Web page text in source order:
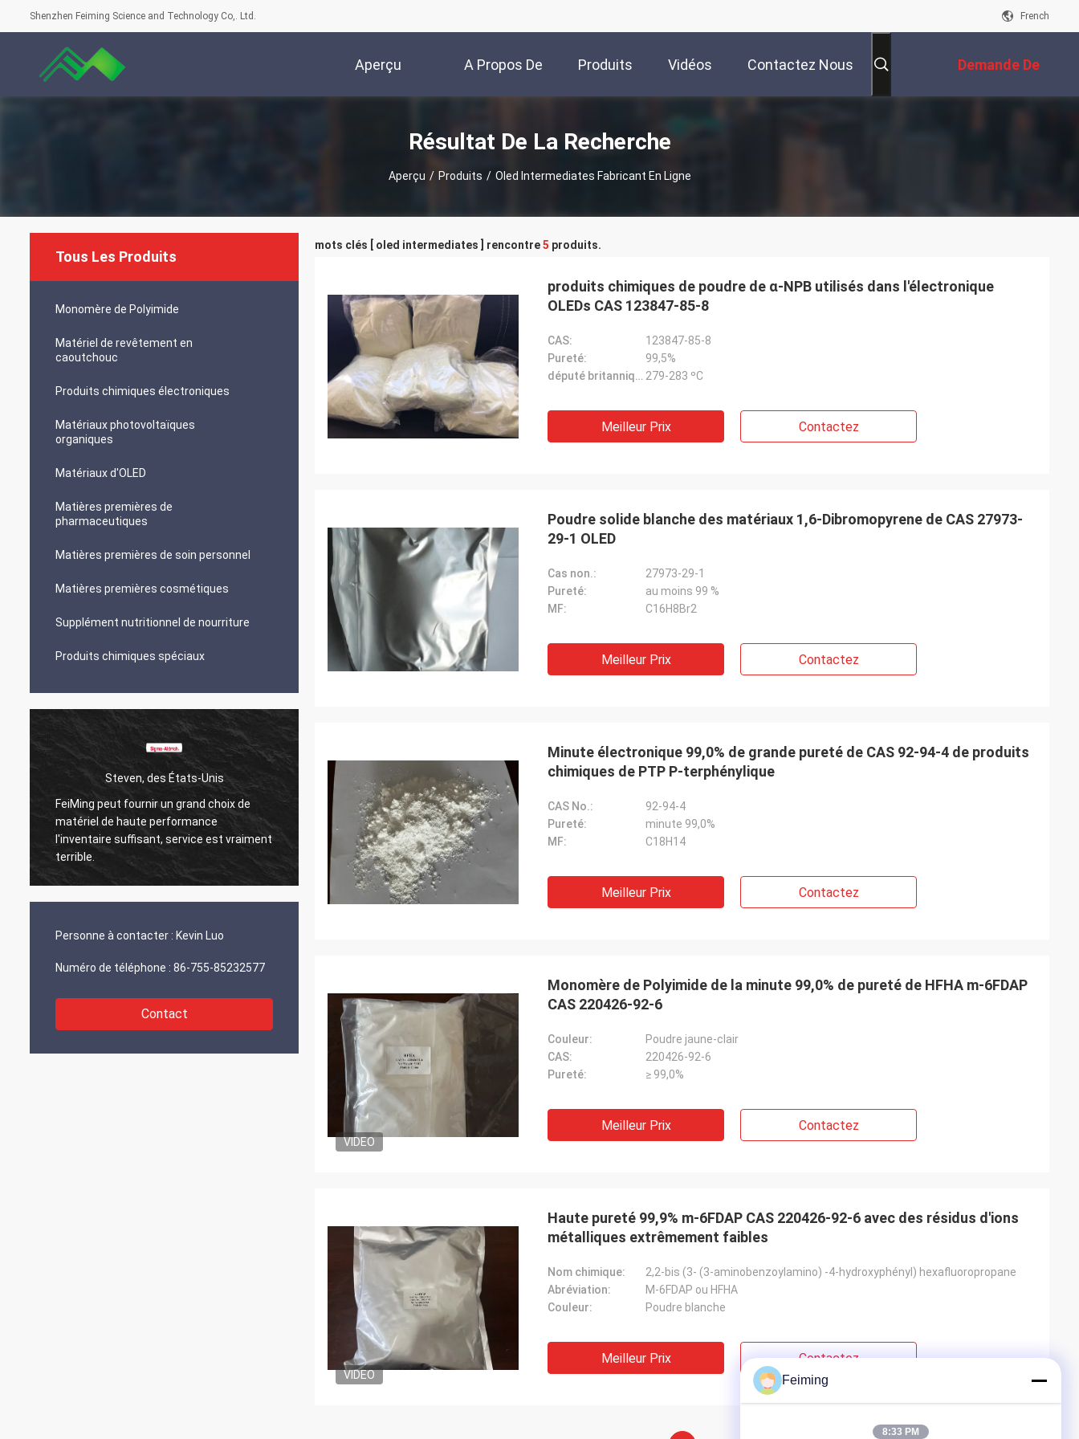
Shenzhen Feiming Science and Technology Co,. Ltd. French
Aperçu A Propos De
Nous
Produits Vidéos Contactez Nous Demande De
Soumission
Résultat De La Recherche
Aperçu / Produits / Oled Intermediates Fabricant En Ligne
Tous Les Produits
Monomère de Polyimide
Matériel de revêtement en
caoutchouc
Produits chimiques électroniques
Matériaux photovoltaïques
organiques
Matériaux d'OLED
Matières premières de
pharmaceutiques
Matières premières de soin personnel
Matières premières cosmétiques
Supplément nutritionnel de nourriture
Produits chimiques spéciaux
Steven, des États-Unis
FeiMing peut fournir un grand choix de
matériel de haute performance
l'inventaire suffisant, service est vraiment
terrible.
Kurt en Suisse
Tout va bien et les gens y travaillent.
Quand j'aurai des nouvelles, je les
partagerai directement avec vous.
Lara Schenk de Belgique
Il est étonnant que service de Feiming
pour dépasser notre attente, vraiment
professionnelle sur consulter, adaptant
après-vente.
Personne à contacter : Kevin Luo
Numéro de téléphone : 86-755-85232577
Contact
mots clés [ oled intermediates ] rencontre5 produits.
produits chimiques de poudre de α-NPB utilisés dans l'électronique
OLEDs CAS 123847-85-8
CAS:
123847-85-8
Pureté:
99,5%
député britannique: 279-283 ºC
Meilleur Prix Contactez
Poudre solide blanche des matériaux 1,6-Dibromopyrene de CAS 27973-
29-1 OLED
Cas non.:
27973-29-1
Pureté:
au moins 99 %
MF:
C16H8Br2
Meilleur Prix Contactez
Minute électronique 99,0% de grande pureté de CAS 92-94-4 de produits
chimiques de PTP P-terphénylique
CAS No.:
92-94-4
Pureté:
minute 99,0%
MF:
C18H14
Meilleur Prix Contactez
VIDEO
Monomère de Polyimide de la minute 99,0% de pureté de HFHA m-6FDAP
CAS 220426-92-6
Couleur:
Poudre jaune-clair
CAS:
220426-92-6
Pureté:
≥ 99,0%
Meilleur Prix Contactez
VIDEO
Haute pureté 99,9% m-6FDAP CAS 220426-92-6 avec des résidus d'ions
métalliques extrêmement faibles
Nom chimique:
2,2-bis (3- (3-aminobenzoylamino) -4-hydroxyphényl) hexafluoropropane
Abréviation:
M-6FDAP ou HFHA
Couleur:
Poudre blanche
Meilleur Prix Contactez
Feiming
8:33 PM